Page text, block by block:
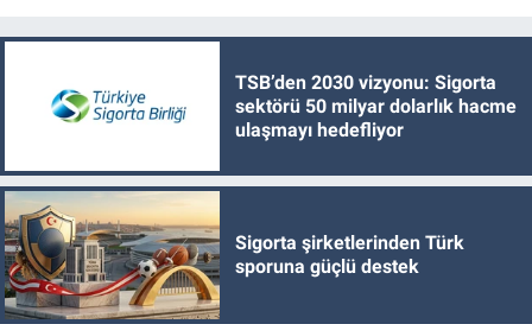
TSB’den 2030 vizyonu: Sigorta
sektörü 50 milyar dolarlık hacme
ulaşmayı hedefliyor
Sigorta şirketlerinden Türk
sporuna güçlü destek